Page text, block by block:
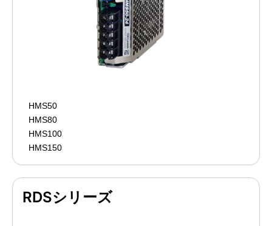
HMS50
HMS80
HMS100
HMS150
RDSシリーズ